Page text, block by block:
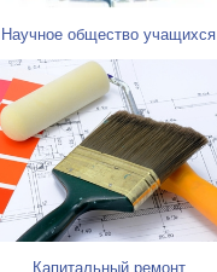
Научное общество учащихся
Капитальный ремонт